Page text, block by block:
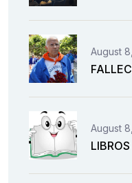
August
August